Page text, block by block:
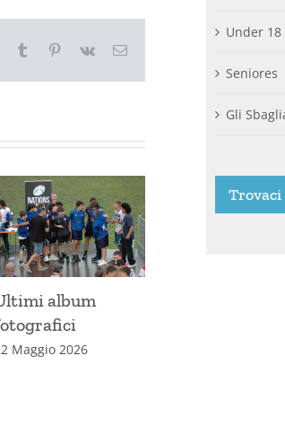
WhatsApp
Tumblr Pinterest
Vk Email
album
Maggio 2026
Under 18
Seniores
Gli
Trovaci